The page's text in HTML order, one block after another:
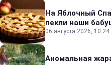
На Яблочный
пекли наши
06 августа 2026, 10:24
Аномальная